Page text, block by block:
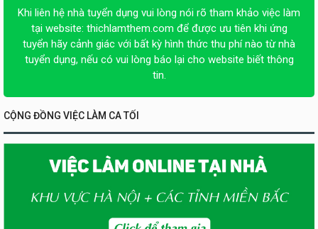
Khi liên hệ nhà tuyển dụng vui lòng nói rõ tham khảo việc làm
tại website: thichlamthem.com để được ưu tiên khi ứng
tuyển hãy cảnh giác với bất kỳ hình thức thu phí nào từ nhà
tuyển dụng, nếu có vui lòng báo lại cho website biết thông
tin.
CỘNG ĐỒNG VIỆC LÀM CA TỐI